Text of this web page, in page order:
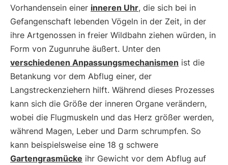
Vorhandensein einer inneren Uhr, die sich bei in
Gefangenschaft lebenden Vögeln in der Zeit, in der
ihre Artgenossen in freier Wildbahn ziehen würden, in
Form von Zugunruhe äußert. Unter den
verschiedenen Anpassungsmechanismen ist die
Betankung vor dem Abflug einer, der
Langstreckenziehern hilft. Während dieses Prozesses
kann sich die Größe der inneren Organe verändern,
wobei die Flugmuskeln und das Herz größer werden,
während Magen, Leber und Darm schrumpfen. So
kann beispielsweise eine 18 g schwere
Gartengrasmücke ihr Gewicht vor dem Abflug auf